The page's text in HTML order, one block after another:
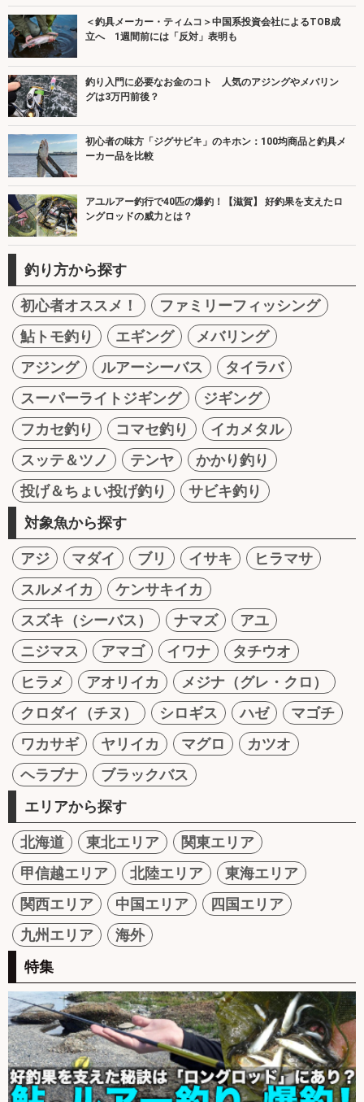
＜釣具メーカー・ティムコ＞中国系投資会社によるTOB成
立へ 1週間前には「反対」表明も
釣り入門に必要なお金のコト 人気のアジングやメバリン
グは3万円前後？
初心者の味方「ジグサビキ」のキホン：100均商品と釣具メ
ーカー品を比較
アユルアー釣行で40匹の爆釣！【滋賀】 好釣果を支えたロ
ングロッドの威力とは？
釣り方から探す
初心者オススメ！
ファミリーフィッシング
鮎トモ釣り
エギング
メバリング
アジング
ルアーシーバス
タイラバ
スーパーライトジギング
ジギング
フカセ釣り
コマセ釣り
イカメタル
スッテ＆ツノ
テンヤ
かかり釣り
投げ＆ちょい投げ釣り
サビキ釣り
対象魚から探す
アジ マダイ ブリ イサキ
ヒラマサ
スルメイカ
ケンサキイカ
スズキ（シーバス）
ナマズ
アユ
ニジマス
アマゴ イワナ
タチウオ
ヒラメ
アオリイカ
メジナ（グレ・クロ）
クロダイ（チヌ）
シロギス ハゼ
マゴチ
ワカサギ
ヤリイカ マグロ
カツオ
ヘラブナ
ブラックバス
エリアから探す
北海道 東北エリア
関東エリア
甲信越エリア
北陸エリア
東海エリア
関西エリア
中国エリア
四国エリア
九州エリア
海外
特集